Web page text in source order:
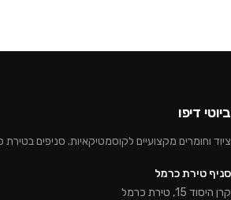
ביוטי דיפו
ציוד וחומרים מקצועיים לקוסמטיקאיות. סניפים בטירת
סניף טירת כרמל
קרן היסוד 15, טירת כרמל